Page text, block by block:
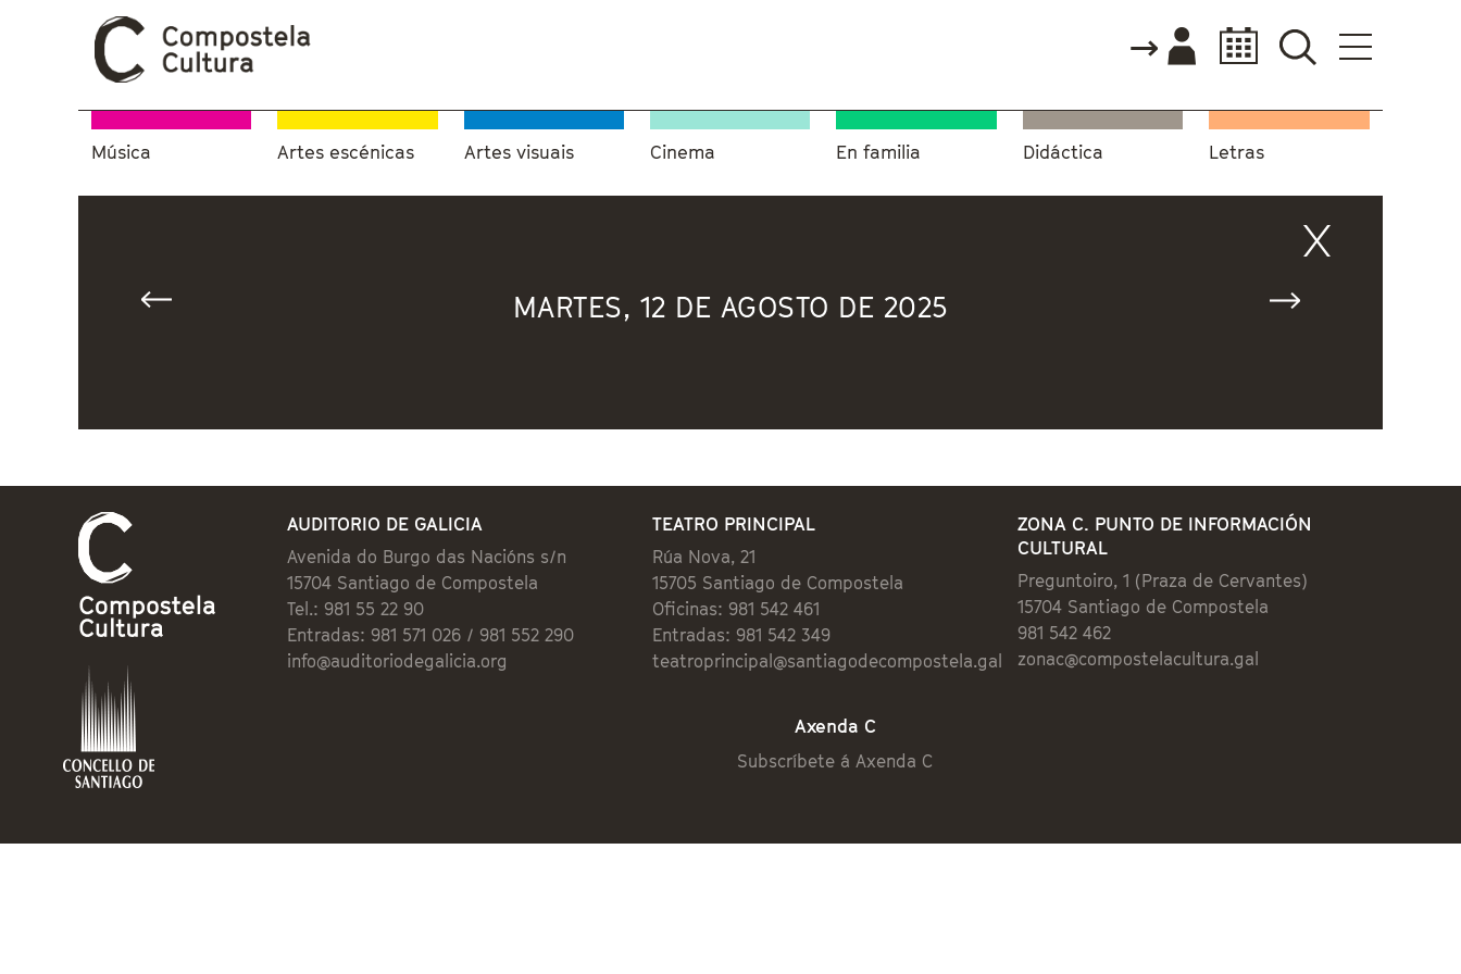
Música Artes escénicas Artes visuais Cinema En familia Didáctica Letras
MARTES, 12 DE AGOSTO DE 2025
AUDITORIO DE GALICIA
Avenida do Burgo das Nacións s/n
15704 Santiago de Compostela
Tel.: 981 55 22 90
Entradas: 981 571 026 / 981 552 290
info@auditoriodegalicia.org
TEATRO PRINCIPAL
Rúa Nova, 21
15705 Santiago de Compostela
Oficinas: 981 542 461
Entradas: 981 542 349
teatroprincipal@santiagodecompostela.gal
ZONA C. PUNTO DE INFORMACIÓN
CULTURAL
Preguntoiro, 1 (Praza de Cervantes)
15704 Santiago de Compostela
981 542 462
zonac@compostelacultura.gal
Axenda C
Subscríbete á Axenda C